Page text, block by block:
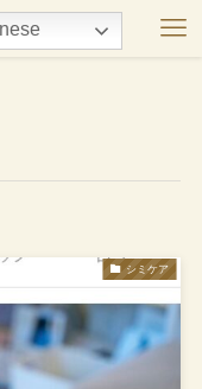
シミケア